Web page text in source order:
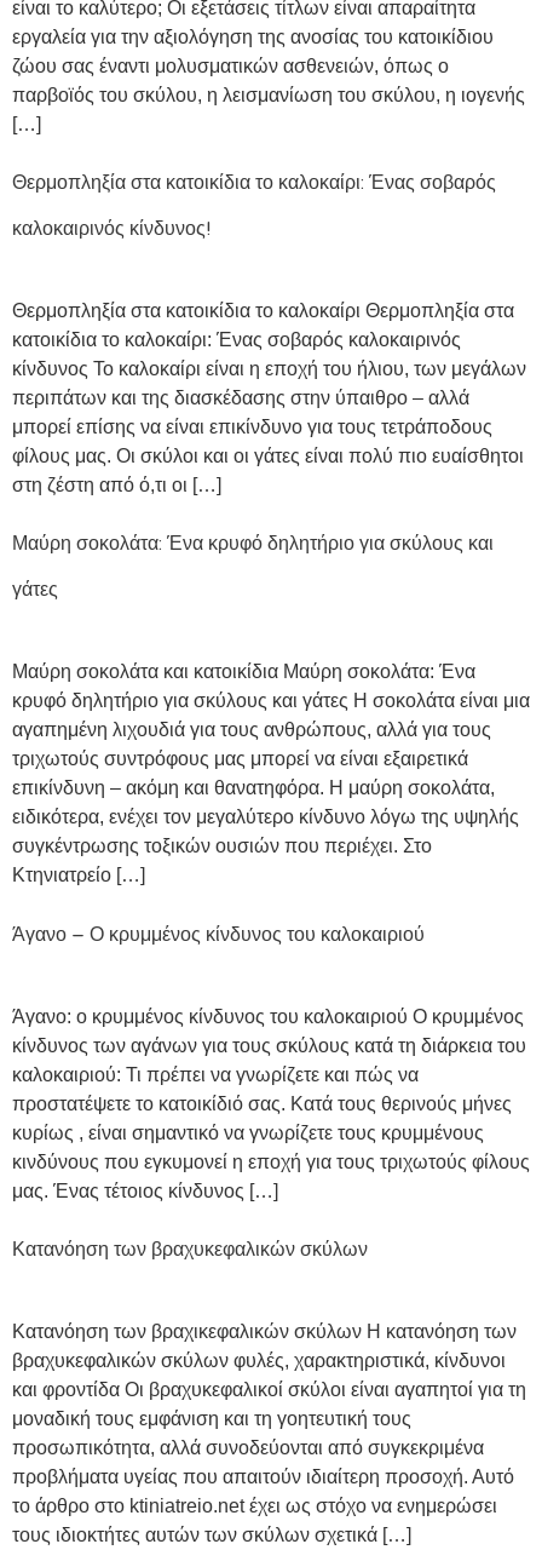
είναι το καλύτερο; Οι εξετάσεις τίτλων είναι απαραίτητα
εργαλεία για την αξιολόγηση της ανοσίας του κατοικίδιου
ζώου σας έναντι μολυσματικών ασθενειών, όπως ο
παρβοϊός του σκύλου, η λεισμανίωση του σκύλου, η ιογενής
[…]
Θερμοπληξία στα κατοικίδια το καλοκαίρι: Ένας σοβαρός
καλοκαιρινός κίνδυνος!
Θερμοπληξία στα κατοικίδια το καλοκαίρι Θερμοπληξία στα
κατοικίδια το καλοκαίρι: Ένας σοβαρός καλοκαιρινός
κίνδυνος Το καλοκαίρι είναι η εποχή του ήλιου, των μεγάλων
περιπάτων και της διασκέδασης στην ύπαιθρο – αλλά
μπορεί επίσης να είναι επικίνδυνο για τους τετράποδους
φίλους μας. Οι σκύλοι και οι γάτες είναι πολύ πιο ευαίσθητοι
στη ζέστη από ό,τι οι […]
Μαύρη σοκολάτα: Ένα κρυφό δηλητήριο για σκύλους και
γάτες
Μαύρη σοκολάτα και κατοικίδια Μαύρη σοκολάτα: Ένα
κρυφό δηλητήριο για σκύλους και γάτες Η σοκολάτα είναι μια
αγαπημένη λιχουδιά για τους ανθρώπους, αλλά για τους
τριχωτούς συντρόφους μας μπορεί να είναι εξαιρετικά
επικίνδυνη – ακόμη και θανατηφόρα. Η μαύρη σοκολάτα,
ειδικότερα, ενέχει τον μεγαλύτερο κίνδυνο λόγω της υψηλής
συγκέντρωσης τοξικών ουσιών που περιέχει. Στο
Κτηνιατρείο […]
Άγανο – Ο κρυμμένος κίνδυνος του καλοκαιριού
Άγανο: ο κρυμμένος κίνδυνος του καλοκαιριού Ο κρυμμένος
κίνδυνος των αγάνων για τους σκύλους κατά τη διάρκεια του
καλοκαιριού: Τι πρέπει να γνωρίζετε και πώς να
προστατέψετε το κατοικίδιό σας. Κατά τους θερινούς μήνες
κυρίως , είναι σημαντικό να γνωρίζετε τους κρυμμένους
κινδύνους που εγκυμονεί η εποχή για τους τριχωτούς φίλους
μας. Ένας τέτοιος κίνδυνος […]
Κατανόηση των βραχυκεφαλικών σκύλων
Κατανόηση των βραχικεφαλικών σκύλων Η κατανόηση των
βραχυκεφαλικών σκύλων φυλές, χαρακτηριστικά, κίνδυνοι
και φροντίδα Οι βραχυκεφαλικοί σκύλοι είναι αγαπητοί για τη
μοναδική τους εμφάνιση και τη γοητευτική τους
προσωπικότητα, αλλά συνοδεύονται από συγκεκριμένα
προβλήματα υγείας που απαιτούν ιδιαίτερη προσοχή. Αυτό
το άρθρο στο ktiniatreio.net έχει ως στόχο να ενημερώσει
τους ιδιοκτήτες αυτών των σκύλων σχετικά […]